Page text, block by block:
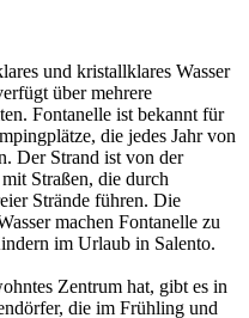
und kristallklares Wasser
über mehrere
Fontanelle ist bekannt für
die jedes Jahr von
Der Strand ist von der
Straßen, die durch
Strände führen. Die
machen Fontanelle zu
im Urlaub in Salento.
Zentrum hat, gibt es in
die im Frühling und